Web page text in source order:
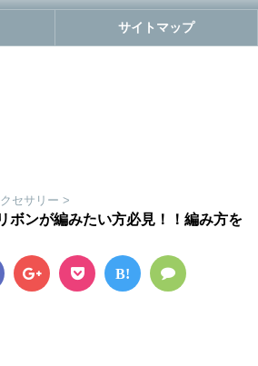
サイトマップ
セサリー >
ボンが編みたい方必見！！編み方を
B!